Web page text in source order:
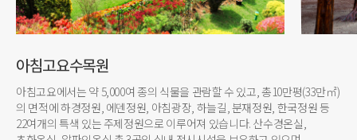
아침고요수목원
아침고요에서는 약 5,000여 종의 식물을 관람할 수 있고, 총10만평(33만㎡)
의 면적에 하경정원, 에덴정원, 아침광장, 하늘길, 분재정원, 한국정원 등
22여개의 특색 있는 주제정원으로 이루어져 있습니다. 산수경온실,